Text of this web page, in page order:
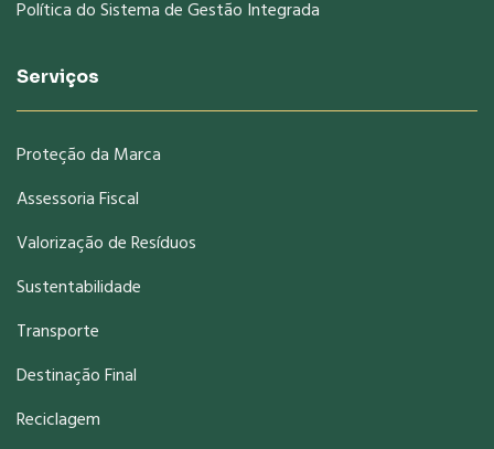
Política do Sistema de Gestão Integrada
Serviços
Proteção da Marca
Assessoria Fiscal
Valorização de Resíduos
Sustentabilidade
Transporte
Destinação Final
Reciclagem